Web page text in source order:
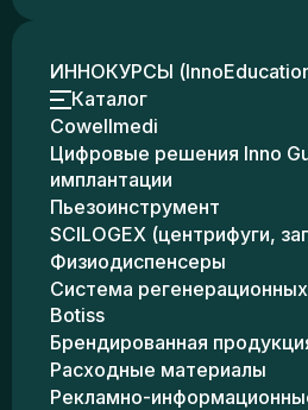
ИННОКУРСЫ
Каталог
Cowellmedi
Цифровые решения Inno
имплантации
Пьезоинструмент
SCILOGEX (центрифуги,
Физиодиспенсеры
Система
Botiss
Брендированная
Расходные материалы
Рекламно-